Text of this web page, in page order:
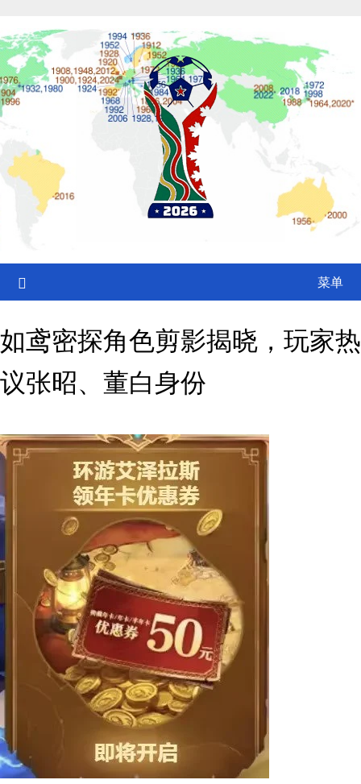
content
菜单
如鸢密探角色剪影揭晓，玩家热
议张昭、董白身份